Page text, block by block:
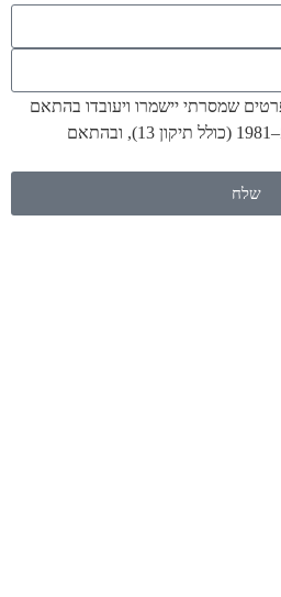
שמסרתי יישמרו ויעובדו בהתאם
לחוק הגנת הפרטיות, התשמ"א–1981 (כולל תיקון 13), ובהתאם
שלח